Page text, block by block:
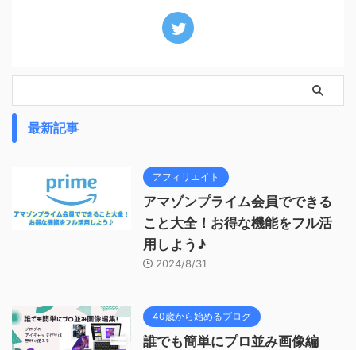
最新記事
アフィリエイト
アマゾンプライム会員でできる
こと大全！お得な機能をフル活
用しよう♪
2024/8/31
40歳から始めるブログ
誰でも簡単にプロ並み画像編